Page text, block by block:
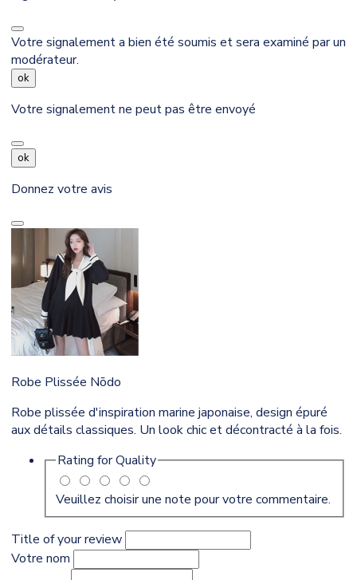
Votre signalement a bien été soumis et sera examiné par un
modérateur.
ok
Votre signalement ne peut pas être envoyé
ok
Donnez votre avis
Robe Plissée Nōdo
Robe plissée d'inspiration marine japonaise, design épuré
aux détails classiques. Un look chic et décontracté à la fois.
Rating forQuality
Veuillez choisir une note pour votre commentaire.
Title of your review
Votre nom